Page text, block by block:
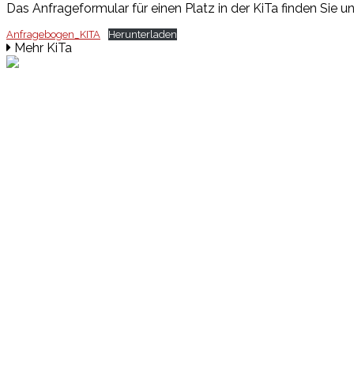
Das Anfrageformular für einen Platz in der KiTa finden Sie
Anfragebogen_KITA Herunterladen
Mehr KiTa